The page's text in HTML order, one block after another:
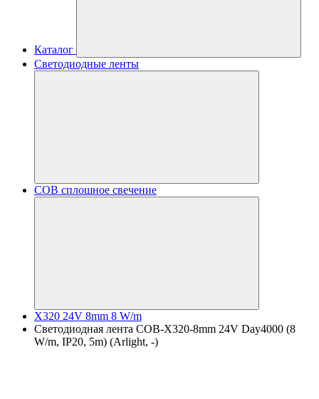
Каталог
Светодиодные ленты
COB сплошное свечение
X320 24V 8mm 8 W/m
Светодиодная лента COB-X320-8mm 24V Day4000 (8
W/m, IP20, 5m) (Arlight, -)